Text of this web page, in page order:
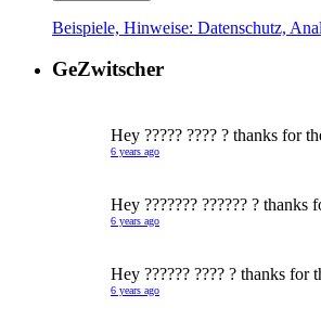
Beispiele, Hinweise: Datenschutz,
GeZwitscher
Hey ????? ???? ? thanks for
6 years ago
Hey ??????? ?????? ?
6 years ago
Hey ?????? ???? ? thanks
6 years ago